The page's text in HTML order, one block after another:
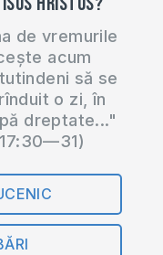
de vremurile
acum
să se
o zi, în
dreptate..."